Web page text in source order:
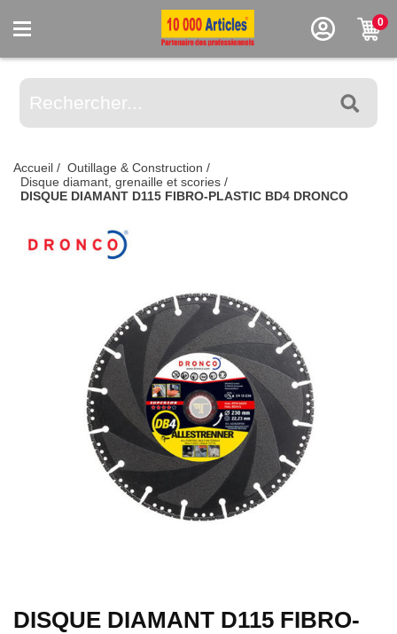
0
Accueil / Outillage & Construction /
Disque diamant, grenaille et scories /
DISQUE DIAMANT D115 FIBRO-PLASTIC BD4 DRONCO
DISQUE DIAMANT D115 FIBRO-